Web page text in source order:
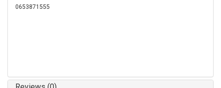
0653871555